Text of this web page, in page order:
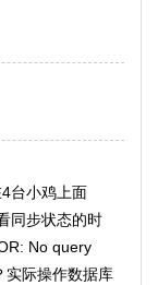
台小鸡上面
同步状态的时
No query
实际操作数据库